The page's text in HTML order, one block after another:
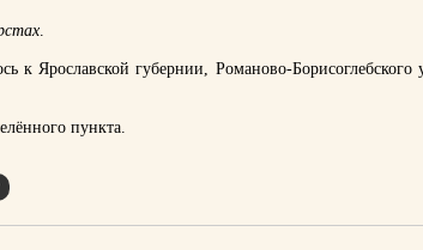
.
к Ярославской губернии, Романово-Борисоглебского
пункта.